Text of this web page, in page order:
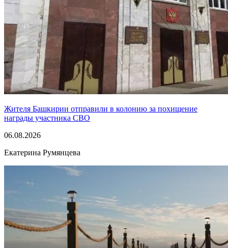
Жителя Башкирии отправили в колонию за похищение
награды участника СВО
06.08.2026
Екатерина Румянцева